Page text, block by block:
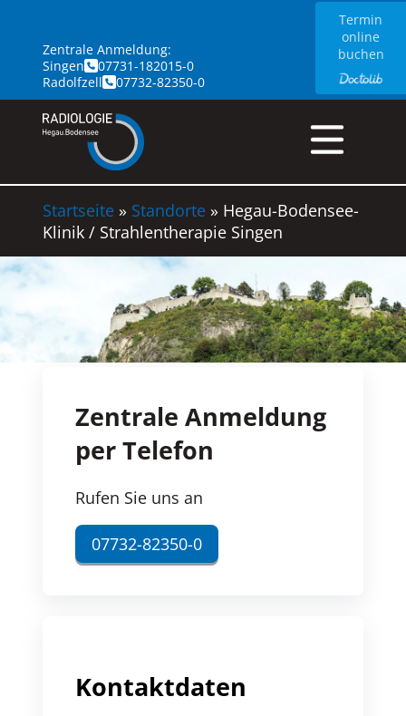
content
Zentrale Anmeldung:
Singen
07731-182015-0
Radolfzell
07732-82350-0
Termin
online
buchen
Startseite » Standorte » Hegau-Bodensee-
Klinik / Strahlentherapie Singen
Zentrale Anmeldung
per Telefon
Rufen Sie uns an
07732-82350-0
Kontaktdaten